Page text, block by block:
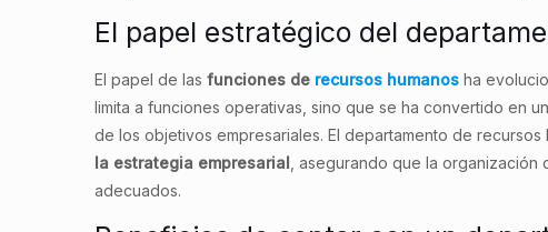
El papel estratégico del
El papel de lasfunciones de recursos humanos ha
limita a funciones operativas, sino que se ha convertido en
de los objetivos empresariales. El departamento de recursos
la estrategia empresarial , asegurando que la
adecuados.